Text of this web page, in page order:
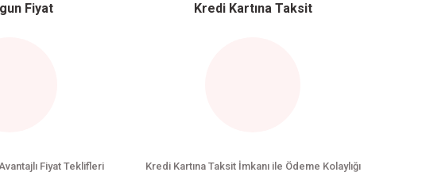
Fiyat
Fiyat Teklifleri
Kredi Kartına Taksit
Kredi Kartına Taksit İmkanı ile Ödeme Kolaylığı